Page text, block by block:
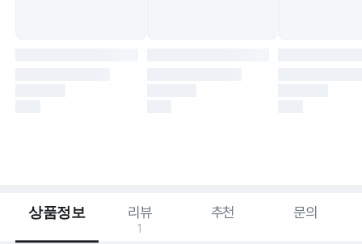
상품정보 리뷰
1
추천 문의